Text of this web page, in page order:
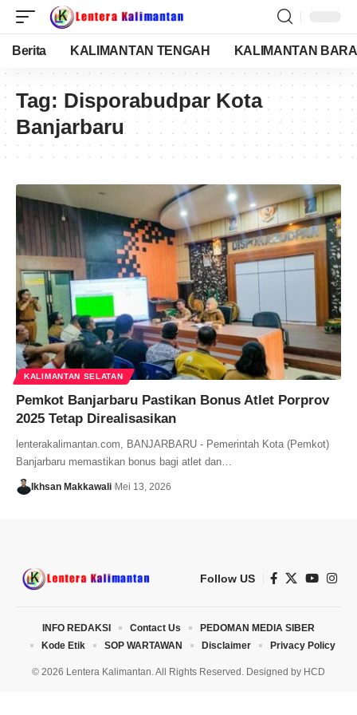
Berita KALIMANTAN TENGAH KALIMANTAN
Tag: Disporabudpar Kota
Banjarbaru
KALIMANTAN SELATAN
Pemkot Banjarbaru Pastikan Bonus Atlet Porprov
2025 Tetap Direalisasikan
lenterakalimantan.com, BANJARBARU - Pemerintah Kota (Pemkot)
Banjarbaru memastikan bonus bagi atlet dan…
Ikhsan Makkawali Mei 13, 2026
Follow US
© 2026 Lentera Kalimantan. All Rights Reserved. Designed by HCD
INFO REDAKSI Contact Us
PEDOMAN MEDIA SIBER
Kode Etik
SOP WARTAWAN Disclaimer Privacy Policy